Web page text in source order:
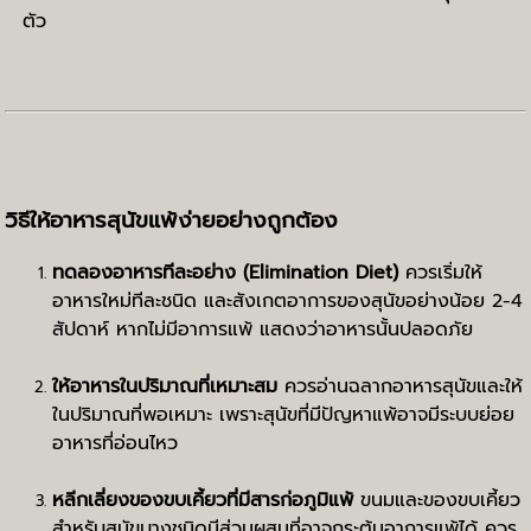
ตัว
วิธีให้อาหารสุนัขแพ้ง่ายอย่างถูกต้อง
ทดลองอาหารทีละอย่าง (Elimination Diet)ควรเริ่มให้
อาหารใหม่ทีละชนิด และสังเกตอาการของสุนัขอย่างน้อย 2-4
สัปดาห์ หากไม่มีอาการแพ้ แสดงว่าอาหารนั้นปลอดภัย
ให้อาหารในปริมาณที่เหมาะสม ควรอ่านฉลากอาหารสุนัขและให้
ในปริมาณที่พอเหมาะ เพราะสุนัขที่มีปัญหาแพ้อาจมีระบบย่อย
อาหารที่อ่อนไหว
หลีกเลี่ยงของขบเคี้ยวที่มีสารก่อภูมิแพ้ขนมและของขบเคี้ยว